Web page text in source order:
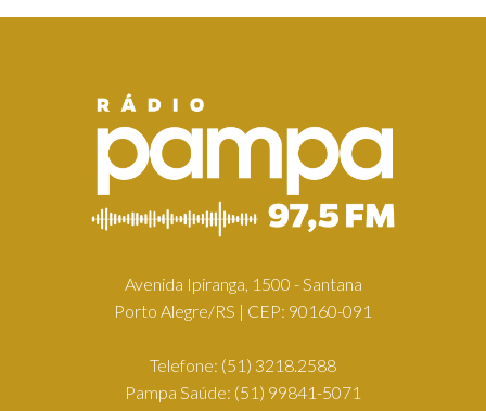
Avenida Ipiranga, 1500 - Santana
Porto Alegre/RS | CEP: 90160-091
Telefone: (51) 3218.2588
Pampa Saúde: (51) 99841-5071